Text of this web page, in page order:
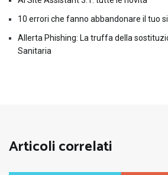
10 errori che fanno abbandonare il tuo
Allerta Phishing: La truffa della
Sanitaria
Articoli correlati